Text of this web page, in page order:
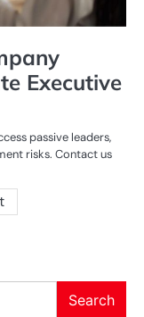
Executive
passive leaders,
risks. Contact us
Search